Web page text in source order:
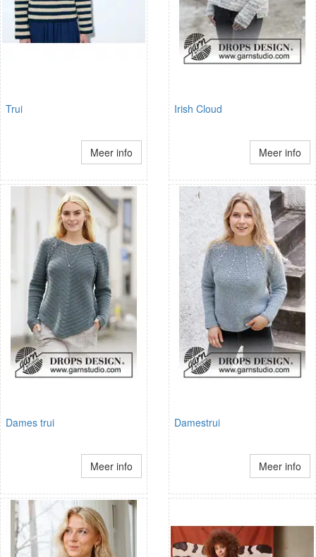
Trui
Meer info
Irish Cloud
Meer info
Dames trui
Meer info
Damestrui
Meer info